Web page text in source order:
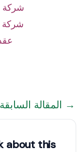
شركة
شركة
→ المقالة السابقة
about this